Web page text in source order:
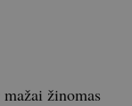
žinomas